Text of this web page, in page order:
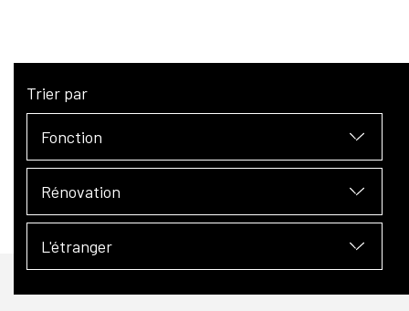
Trier par
Fonction
Rénovation
L'étranger